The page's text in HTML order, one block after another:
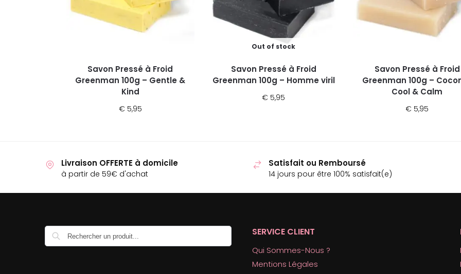
Savon Pressé à Froid
Greenman 100g – Gentle &
Kind
€ 5,95
Out of stock
Savon Pressé à Froid
Greenman 100g – Homme viril
€ 5,95
Savon Pressé à Froid
Greenman 100g –
Cool & Calm
€ 5,95
Livraison OFFERTE à domicile
à partir de 59€ d'achat
Satisfait ou Remboursé
14 jours pour être 100% satisfait(e)
SERVICE CLIENT
Qui Sommes-Nous ?
Mentions Légales